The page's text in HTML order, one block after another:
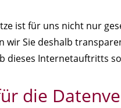
ist für uns nicht nur
Sie deshalb
dieses Internetauftritts
die